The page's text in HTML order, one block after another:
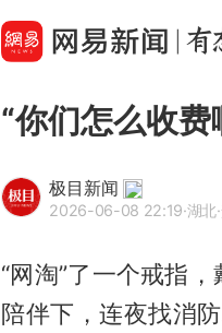
“你们怎么收费
极目新闻
2026-06-08 22:19·湖北
“网淘”了一个戒指
陪伴下，连夜找消